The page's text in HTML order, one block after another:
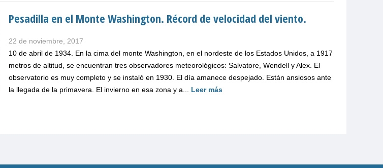
Pesadilla en el Monte Washington. Récord de velocidad del viento.
22 de noviembre, 2017
10 de abril de 1934. En la cima del monte Washington, en el nordeste de los Estados Unidos, a 1917
metros de altitud, se encuentran tres observadores meteorológicos: Salvatore, Wendell y Alex. El
observatorio es muy completo y se instaló en 1930. El día amanece despejado. Están ansiosos ante
la llegada de la primavera. El invierno en esa zona y a... Leer más